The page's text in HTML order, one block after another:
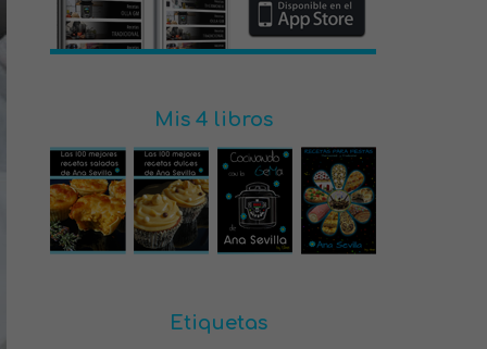
Mis 4 libros
Etiquetas